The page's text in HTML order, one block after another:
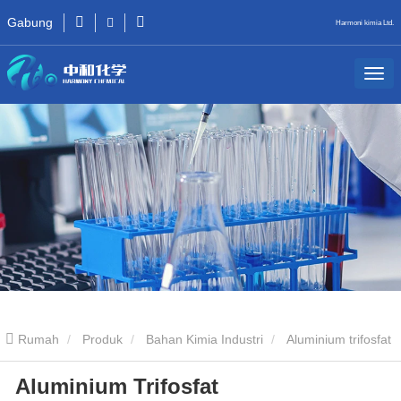
Gabung Harmoni kimia Ltd.
Rumah Produk Bahan Kimia Industri Aluminium trifosfat
Aluminium Trifosfat